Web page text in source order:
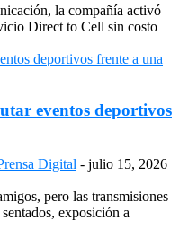
la compañía activó
Direct to Cell sin costo
eventos deportivos
Digital - julio 15, 2026
pero las transmisiones
exposición a